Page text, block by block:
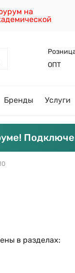
на
ОПТ
Бренды Услуги
в разделах: